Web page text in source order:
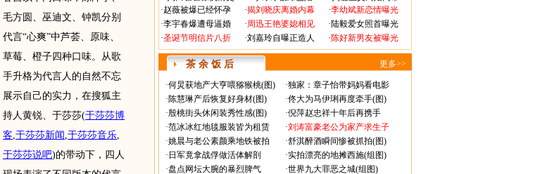
毛方圆、巫迪文、钟凯分别
代言“心爽”中芦荟、原味、
草莓、橙子四种口味。从歌
手升格为代言人的自然不忘
展示自己的实力，在搜狐主
持人黄锐、于莎莎(于莎莎博
客,于莎莎新闻 ,于莎莎音乐,
于莎莎说吧)的带动下，四人
·赵薇被爆已经怀孕
·李宇春爆遭母逼婚
·圣诞节明信片八折
·揭刘晓庆离婚内幕
·周迅王艳婆媳相见
·刘嘉玲自曝正造人
·李幼斌新恋情曝光
·陆毅爱女照首曝光
·陈好新男友被曝光
茶 余 饭 后 更多>>
·何炅获地产大亨喂猕猴桃(图) ·独家：章子怡带妈妈看电影
·陈慧琳产后恢复好身材(图) ·佟大为马伊琍再度牵手(图)
·殷桃街头休闲装秀性感(图) ·倪萍赵忠祥十年后再携手
·范冰冰红地毯服装皆为租赁 ·刘涛富豪老公为家产求生子
·姚晨与老公素颜乘地铁被拍 ·舒淇醉酒瞬间惨被抓拍(图)
· 日军竟拿战俘做活体解剖 ·实拍漂亮的地摊西施(组图)
·盘点网坛大腕的暴烈脾气 ·世界九大罪恶之城(组图)